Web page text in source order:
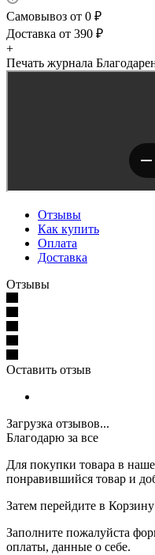
Самовывоз от 0 ₽
Доставка от 390 ₽
+
Печать журнала
Отзывы
Как купить
Оплата
Доставка
Отзывы
Оставить отзыв
Загрузка отзывов...
Благодарю за все
Для покупки товара в
понравившийся товар и
Затем перейдите в
Заполните пожалуйста
оплаты, данные о себе.